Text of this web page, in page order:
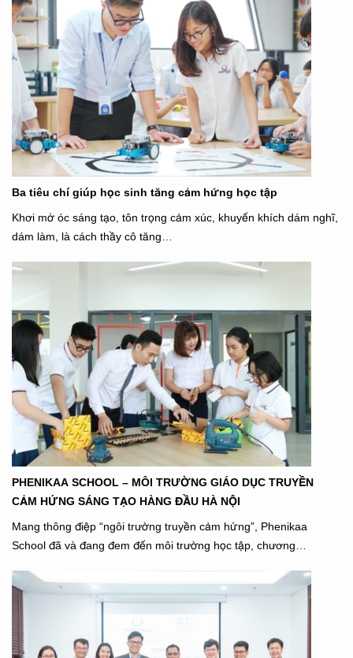
Ba tiêu chí giúp học sinh tăng cảm hứng học tập
Khơi mở óc sáng tạo, tôn trọng cảm xúc, khuyến khích dám nghĩ,
dám làm, là cách thầy cô tăng…
PHENIKAA SCHOOL – MÔI TRƯỜNG GIÁO DỤC TRUYỀN
CẢM HỨNG SÁNG TẠO HÀNG ĐẦU HÀ NỘI
Mang thông điệp “ngôi trường truyền cảm hứng”, Phenikaa
School đã và đang đem đến môi trường học tập, chương…